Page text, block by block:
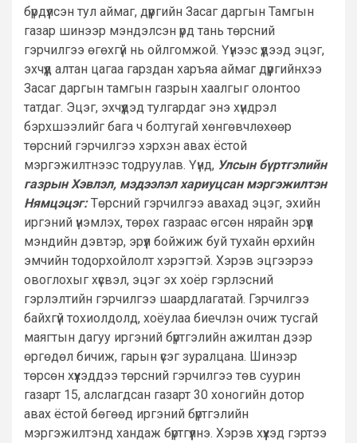
бүрдүүлсэн тул аймаг, дүүргийн Засаг даргын Тамгын
газар шинээр мэндэлсэн үрд тань төрсний
гэрчилгээ өгөхгүй нь ойлгомжой. Үүнээс үүдээд эцэг,
эхчүүд алтан цагаа гарздан харъяа аймаг дүүргийнхээ
Засаг даргын тамгын газрын хаалгыг олонтоо
татдаг. Эцэг, эхчүүдэд тулгардаг энэ хүндрэл
бэрхшээлийг бага ч болтугай хөнгөвчлөхөөр
төрсний гэрчилгээ хэрхэн авах ёстой
мэргэжилтнээс тодруулав. Үүнд, Улсын бүртгэлийн
газрын Хэвлэл, мэдээлэл хариуцсан мэргэжилтэн
Нямцэцэг:Төрсний гэрчилгээ авахад эцэг, эхийн
иргэний үнэмлэх, төрөх газраас өгсөн нярайн эрүүл
мэндийн дэвтэр, эрүүл бойжиж буй тухайн өрхийн
эмчийн тодорхойлолт хэрэгтэй. Хэрэв эцгээрээ
овоглохыг хүсвэл, эцэг эх хоёр гэрлэсний
гэрлэлтийн гэрчилгээ шаардлагатай. Гэрчилгээ
байхгүй тохиолдолд, хоёулаа биечлэн очиж тусгай
маягтын дагуу иргэний бүртгэлийн ажилтан дээр
өргөдөл бичиж, гарын үсэг зуралцана. Шинээр
төрсөн хүүхэддээ төрсний гэрчилгээ төв суурин
газарт 15, алслагдсан газарт 30 хоногийн дотор
авах ёстой бөгөөд иргэний бүртгэлийн
мэргэжилтэнд хандаж бүртгүүлнэ. Хэрэв хүүхэд гэртээ